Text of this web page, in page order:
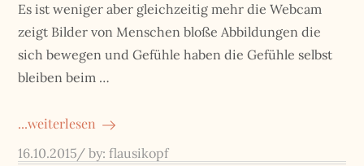
Es ist weniger aber gleichzeitig mehr die Webcam
zeigt Bilder von Menschen bloße Abbildungen die
sich bewegen und Gefühle haben die Gefühle selbst
bleiben beim …
...weiterlesen
Posted
16.10.2015 by:flausikopf